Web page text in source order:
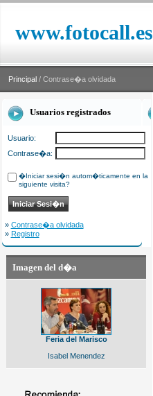
www.fotocall.es
Principal / Contrase�a olvidada
Usuarios registrados
Usuario:
Contrase�a:
�Iniciar sesi�n autom�ticamente en la
siguiente visita?
» Contrase�a olvidada
» Registro
Imagen del d�a
Feria del Marisco
Isabel Menendez